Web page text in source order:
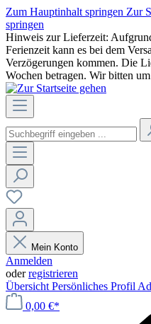
Zum Hauptinhalt springen Zur
springen
Hinweis zur Lieferzeit:
Ferienzeit kann es bei dem
Verzögerungen kommen. Die
Wochen betragen. Wir bitten
Mein Konto
Anmelden
oderregistrieren
Übersicht Persönliches Profil
0,00 €*